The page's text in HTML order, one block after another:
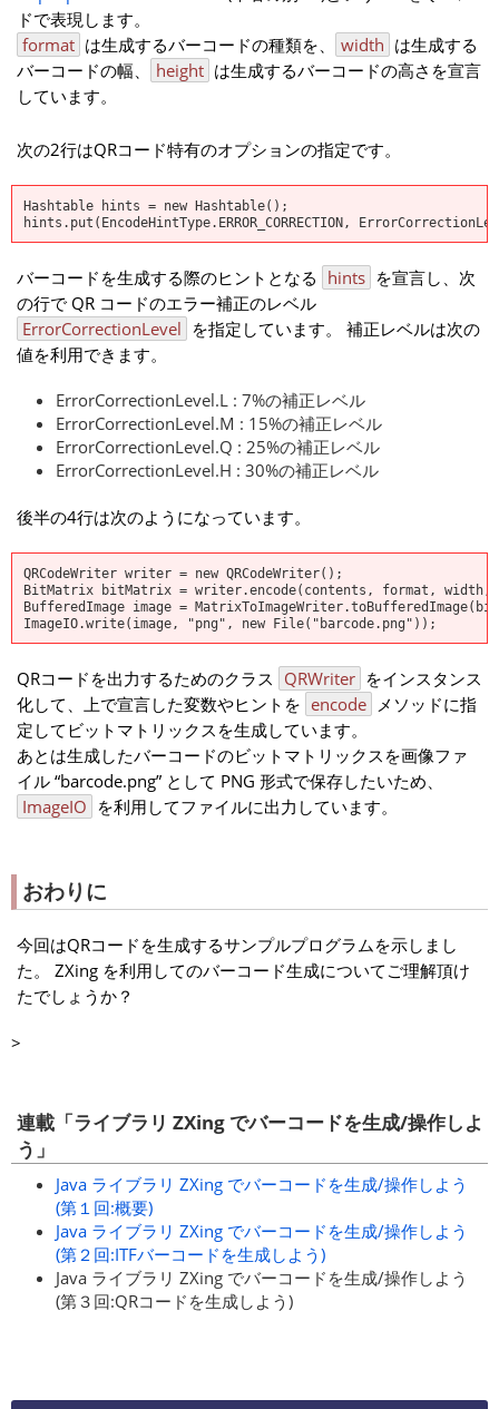
ドで表現します。
format は生成するバーコードの種類を、 width は生成する
バーコードの幅、
height は生成するバーコードの高さを宣言
しています。
次の2行はQRコード特有のオプションの指定です。
Hashtable hints = new Hashtable();
hints.put(EncodeHintType.ERROR_CORRECTION,
バーコードを生成する際のヒントとなる hints を宣言し、次
の行で QR コードのエラー補正のレベル
ErrorCorrectionLevel を指定しています。 補正レベルは次の
値を利用できます。
ErrorCorrectionLevel.L : 7%の補正レベル
ErrorCorrectionLevel.M : 15%の補正レベル
ErrorCorrectionLevel.Q : 25%の補正レベル
ErrorCorrectionLevel.H : 30%の補正レベル
後半の4行は次のようになっています。
QRCodeWriter writer = new QRCodeWriter();
BitMatrix bitMatrix = writer.encode(contents, format,
BufferedImage image =
ImageIO.write(image, "png", new File("barcode.png"));
QRコードを出力するためのクラス QRWriter をインスタンス
化して、上で宣言した変数やヒントを encode
メソッドに指
定してビットマトリックスを生成しています。
あとは生成したバーコードのビットマトリックスを画像ファ
イル “barcode.png” として PNG 形式で保存したいため、
ImageIO を利用してファイルに出力しています。
おわりに
今回はQRコードを生成するサンプルプログラムを示しまし
た。 ZXing を利用してのバーコード生成についてご理解頂け
たでしょうか？
>
連載「ライブラリ ZXing でバーコードを生成/操作しよ
う」
Java ライブラリ ZXing でバーコードを生成/操作しよう
(第１回:概要)
Java ライブラリ ZXing でバーコードを生成/操作しよう
(第２回:ITFバーコードを生成しよう)
Java ライブラリ ZXing でバーコードを生成/操作しよう
(第３回:QRコードを生成しよう)